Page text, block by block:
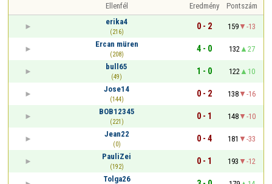
Ellenfél Eredmény
Pontszám
erika4
(216)
0 - 2 159
-13
Ercan müren
(208)
4 - 0 132
27
bull65
(49)
1 - 0 122
10
Jose14
(144)
0 - 2 138
-16
BOB12345
(221)
0 - 1 148
-10
Jean22
(0)
0 - 4 181
-33
PauliZei
(192)
0 - 1 193
-12
Tolga26